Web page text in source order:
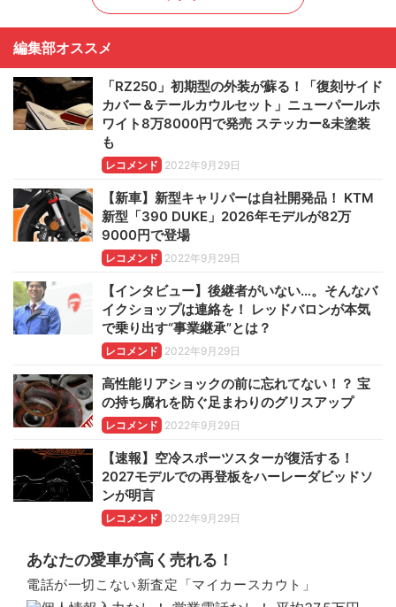
編集部オススメ
「RZ250」初期型の外装が蘇る！「復刻サイド
カバー＆テールカウルセット」ニューパールホ
ワイト8万8000円で発売 ステッカー&未塗装
も
レコメンド 2022年9月29日
【新車】新型キャリパーは自社開発品！ KTM
新型「390 DUKE」2026年モデルが82万
9000円で登場
レコメンド 2022年9月29日
【インタビュー】後継者がいない…。そんなバ
イクショップは連絡を！ レッドバロンが本気
で乗り出す“事業継承”とは？
レコメンド 2022年9月29日
高性能リアショックの前に忘れてない！？ 宝
の持ち腐れを防ぐ足まわりのグリスアップ
レコメンド 2022年9月29日
【速報】空冷スポーツスターが復活する！
2027モデルでの再登板をハーレーダビッドソ
ンが明言
レコメンド 2022年9月29日
あなたの愛車が高く売れる！
電話が一切こない新査定「マイカースカウト」